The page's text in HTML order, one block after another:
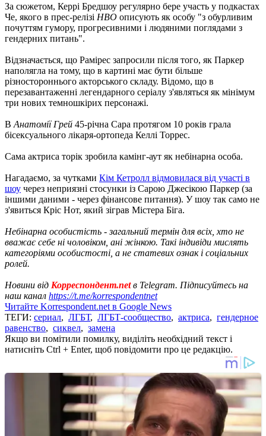
За сюжетом, Керрі Бредшоу регулярно бере участь у подкастах
Че, якого в прес-релізі HBO описують як особу "з обурливим
почуттям гумору, прогресивними і людяними поглядами з
гендерних питань".
Відзначається, що Рамірес запросили після того, як Паркер
наполягла на тому, що в картині має бути більше
різностороннього акторського складу. Відомо, що в
перезавантаженні легендарного серіалу з'являться як мінімум
три нових темношкірих персонажі.
В Анатомії Грей 45-річна Сара протягом 10 років грала
бісексуального лікаря-ортопеда Келлі Торрес.
Сама актриса торік зробила камінг-аут як небінарна особа.
Нагадаємо, за чутками Кім Кетролл відмовилася від участі в
шоу через неприязні стосунки із Сарою Джесікою Паркер (за
іншими даними - через фінансове питання). У шоу так само не
з'явиться Кріс Нот, який зіграв Містера Біга.
Небінарна особистість - загальний термін для всіх, хто не
вважає себе ні чоловіком, ані жінкою. Такі індивіди мислять
категоріями особистості, а не статевих ознак і соціальних
ролей.
Новини від Корреспондент.netв Telegram. Підписуйтесь на
наш канал https://t.me/korrespondentnet
Читайте Korrespondent.net в Google News
ТЕГИ: сериал, ЛГБТ, ЛГБТ-сообщество, актриса, гендерное
равенство, сиквел, замена
Якщо ви помітили помилку, виділіть необхідний текст і
натисніть Ctrl + Enter, щоб повідомити про це редакцію.